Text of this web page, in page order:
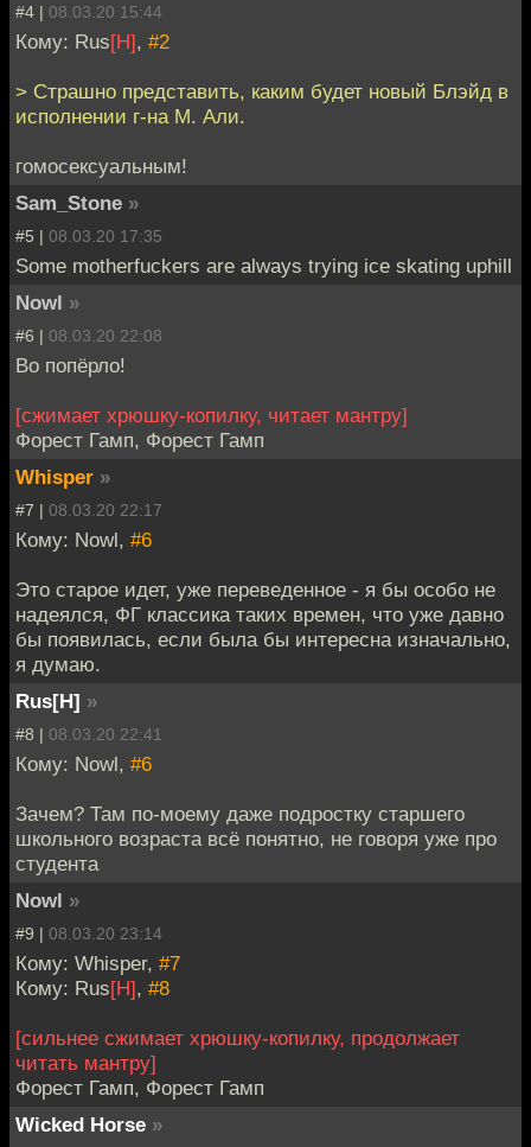
#4 | 08.03.20 15:44
Кому: Rus[H], #2
> Страшно представить, каким будет новый Блэйд в
исполнении г-на М. Али.
гомосексуальным!
Sam_Stone »
#5 | 08.03.20 17:35
Some motherfuckers are always trying ice skating uphill
Nowl »
#6 | 08.03.20 22:08
Во попёрло!
[сжимает хрюшку-копилку, читает мантру]
Форест Гамп, Форест Гамп
Whisper »
#7 | 08.03.20 22:17
Кому: Nowl, #6
Это старое идет, уже переведенное - я бы особо не
надеялся, ФГ классика таких времен, что уже давно
бы появилась, если была бы интересна изначально,
я думаю.
Rus[H] »
#8 | 08.03.20 22:41
Кому: Nowl, #6
Зачем? Там по-моему даже подростку старшего
школьного возраста всё понятно, не говоря уже про
студента
Nowl »
#9 | 08.03.20 23:14
Кому: Whisper, #7
Кому: Rus[H], #8
[сильнее сжимает хрюшку-копилку, продолжает
читать мантру]
Форест Гамп, Форест Гамп
Wicked Horse »